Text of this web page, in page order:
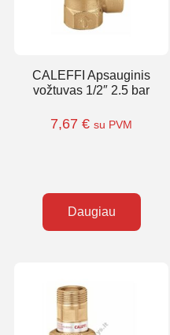
CALEFFI Apsauginis
vožtuvas 1/2″ 2.5 bar
7,67 € su PVM
Daugiau